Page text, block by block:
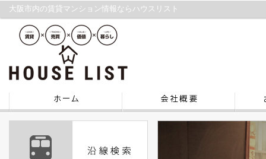
大阪市内の賃貸マンション情報ならハウスリスト